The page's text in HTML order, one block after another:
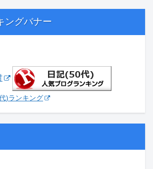
ングバナー
)ランキング